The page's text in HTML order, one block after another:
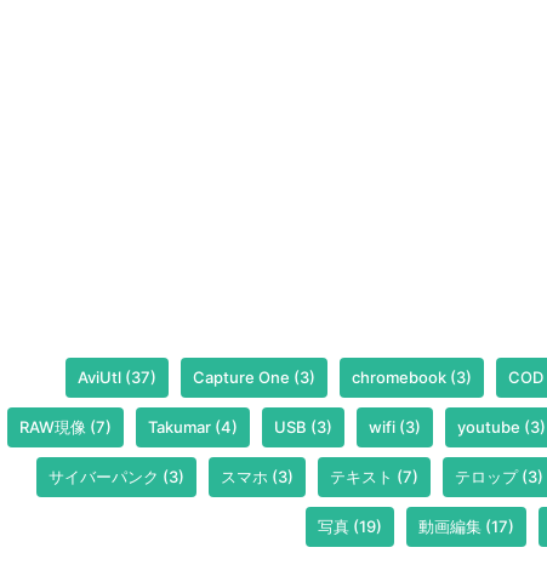
AviUtl (37) Capture One (3) chromebook (3) COD
RAW現像 (7) Takumar (4) USB (3) wifi (3) youtube (3)
サイバーパンク (3) スマホ (3) テキスト (7) テロップ(3)
写真(19) 動画編集(17)